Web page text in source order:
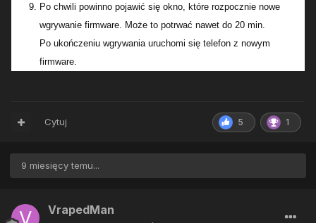
Po chwili powinno pojawić się okno, które rozpocznie nowe
wgrywanie firmware. Może to potrwać nawet do 20 min.
Po ukończeniu wgrywania uruchomi się telefon z nowym
firmware.
5 1
Cytuj
9 miesięcy temu...
VrapedMan